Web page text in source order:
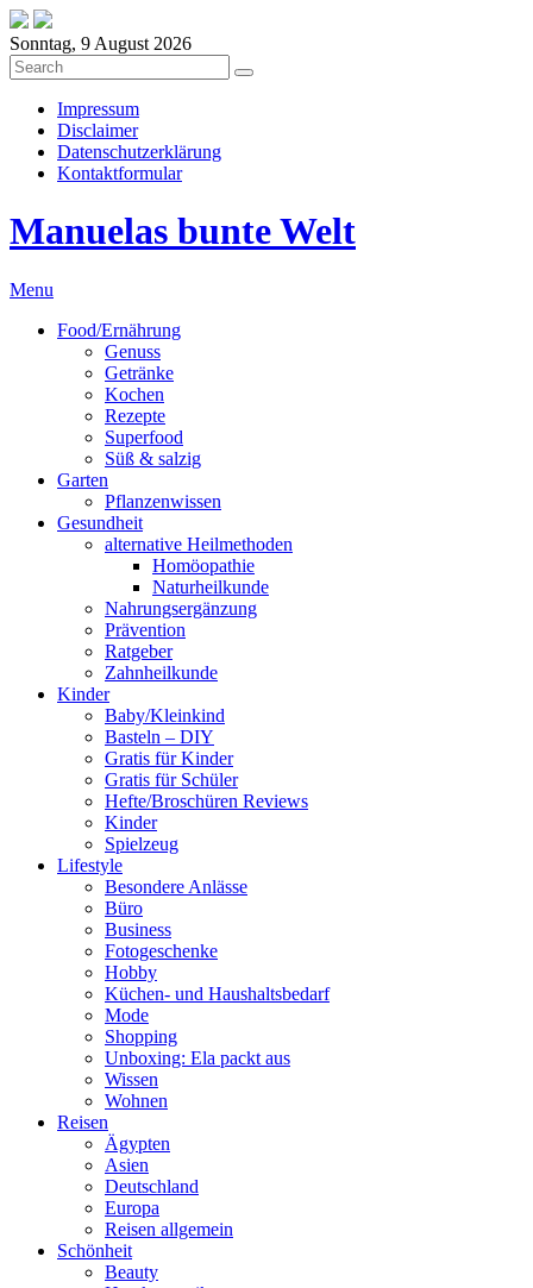
Sonntag, 9 August 2026
Impressum
Disclaimer
Datenschutzerklärung
Kontaktformular
Manuelas bunte Welt
Menu
Food/Ernährung
Genuss
Getränke
Kochen
Rezepte
Superfood
Süß & salzig
Garten
Pflanzenwissen
Gesundheit
alternative Heilmethoden
Homöopathie
Naturheilkunde
Nahrungsergänzung
Prävention
Ratgeber
Zahnheilkunde
Kinder
Baby/Kleinkind
Basteln – DIY
Gratis für Kinder
Gratis für Schüler
Hefte/Broschüren Reviews
Kinder
Spielzeug
Lifestyle
Besondere Anlässe
Büro
Business
Fotogeschenke
Hobby
Küchen- und Haushaltsbedarf
Mode
Shopping
Unboxing: Ela packt aus
Wissen
Wohnen
Reisen
Ägypten
Asien
Deutschland
Europa
Reisen allgemein
Schönheit
Beauty